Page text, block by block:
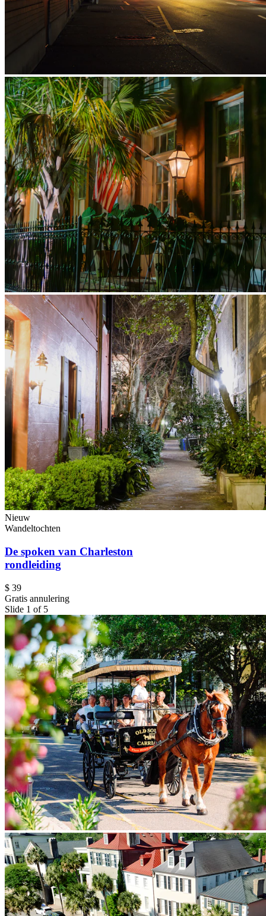
Nieuw
Wandeltochten
De spoken van Charleston
rondleiding
$ 39
Gratis annulering
Slide 1 of 5